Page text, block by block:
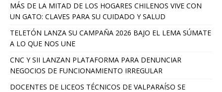
MÁS DE LA MITAD DE LOS HOGARES CHILENOS VIVE CON
UN GATO: CLAVES PARA SU CUIDADO Y SALUD
TELETÓN LANZA SU CAMPAÑA 2026 BAJO EL LEMA SÚMATE
A LO QUE NOS UNE
CNC Y SII LANZAN PLATAFORMA PARA DENUNCIAR
NEGOCIOS DE FUNCIONAMIENTO IRREGULAR
DOCENTES DE LICEOS TÉCNICOS DE VALPARAÍSO SE